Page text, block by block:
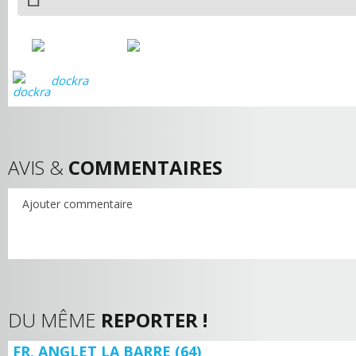
dockra
AVIS & COMMENTAIRES
Ajouter commentaire
DU MÊME REPORTER !
FR, ANGLET LA BARRE (64)